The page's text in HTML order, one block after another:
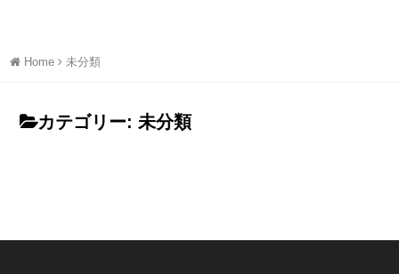
Home 未分類
カテゴリー: 未分類